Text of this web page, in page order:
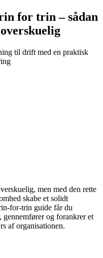
for trin – sådan
til drift med en praktisk
men med den rette
skabe et solidt
for-trin guide får du
og forankrer et
af organisationen.